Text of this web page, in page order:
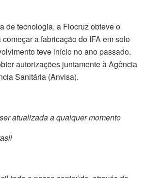
de tecnologia, a Fiocruz obteve o
a fabricação do IFA em solo
teve início no ano passado.
autorizações juntamente à Agência
Sanitária (Anvisa).
atualizada a qualquer momento